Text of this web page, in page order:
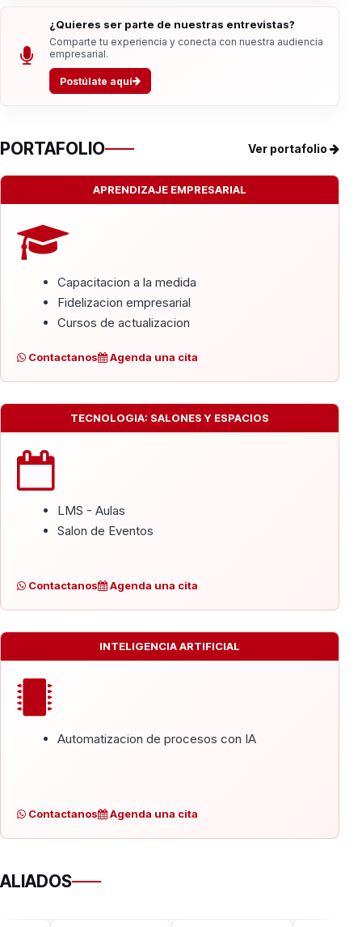
¿Quieres ser parte de nuestras entrevistas?
Comparte tu experiencia y conecta con nuestra audiencia
empresarial.
Postúlate aquí
PORTAFOLIO Ver portafolio
APRENDIZAJE EMPRESARIAL
Capacitacion a la medida
Fidelizacion empresarial
Cursos de actualizacion
Contactanos Agenda una cita
TECNOLOGIA: SALONES Y ESPACIOS
LMS - Aulas
Salon de Eventos
Contactanos Agenda una cita
INTELIGENCIA ARTIFICIAL
Automatizacion de procesos con IA
Contactanos Agenda una cita
ALIADOS